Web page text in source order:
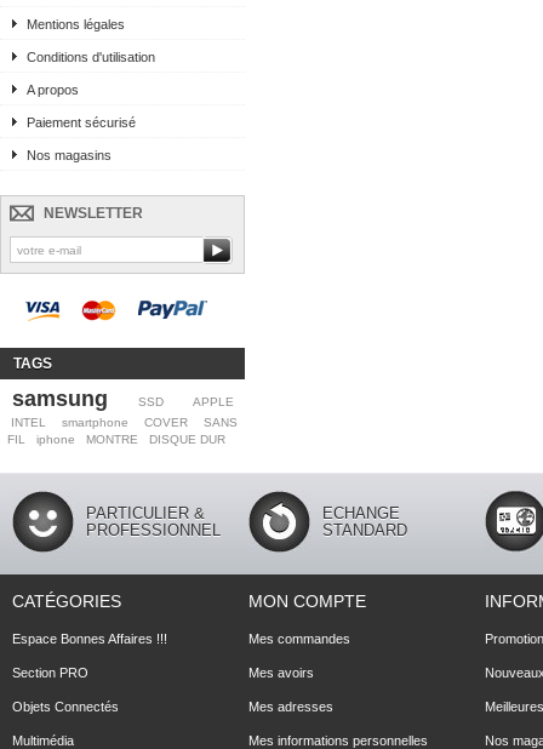
Mentions légales
Conditions d'utilisation
A propos
Paiement sécurisé
Nos magasins
NEWSLETTER
TAGS
samsung SSD
APPLE
INTEL
smartphone COVER
SANS
FIL
iphone MONTRE DISQUE DUR
PARTICULIER &
PROFESSIONNEL
ECHANGE
STANDARD
CATÉGORIES
Espace Bonnes Affaires !!!
Section PRO
Objets Connectés
Multimédia
MON COMPTE
Mes commandes
Mes avoirs
Mes adresses
Mes informations personnelles Nos